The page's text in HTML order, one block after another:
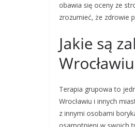
obawia się oceny ze
zrozumieć, że zdrowie
Jakie są
Wrocławiu
Terapia grupowa to
Wrocławiu i innych
z innymi osobami